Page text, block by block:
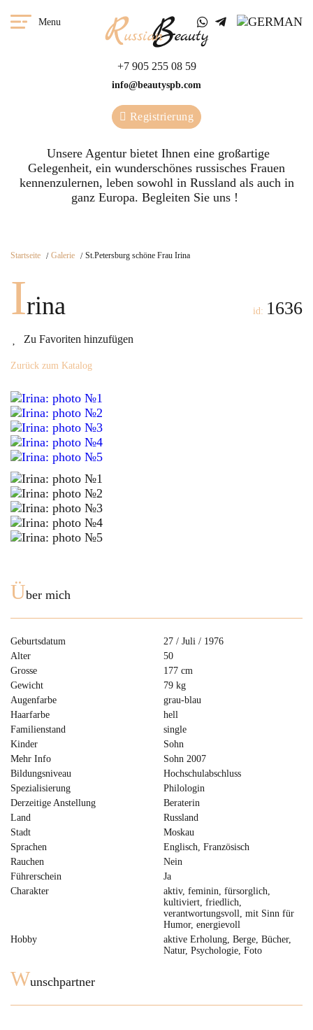
Menu
+7 905 255 08 59
info@beautyspb.com
Registrierung
Unsere Agentur bietet Ihnen eine großartige
Gelegenheit, ein wunderschönes russisches Frauen
kennenzulernen, leben sowohl in Russland als auch in
ganz Europa. Begleiten Sie uns !
Startseite Galerie St.Petersburg schöne Frau Irina
Irina
Zu Favoriten hinzufügen
id: 1636
Zurück zum Katalog
Über mich
Geburtsdatum
27 / Juli / 1976
Alter
50
Grosse
177 cm
Gewicht
79 kg
Augenfarbe
grau-blau
Haarfarbe
hell
Familienstand
single
Kinder
Sohn
Mehr Info
Sohn 2007
Bildungsniveau
Hochschulabschluss
Spezialisierung
Philologin
Derzeitige Anstellung
Beraterin
Land
Russland
Stadt
Moskau
Sprachen
Englisch, Französisch
Rauchen
Nein
Führerschein
Ja
Charakter
aktiv, feminin, fürsorglich,
kultiviert, friedlich,
verantwortungsvoll, mit Sinn für
Humor, energievoll
Hobby
aktive Erholung, Berge, Bücher,
Natur, Psychologie, Foto
Wunschpartner